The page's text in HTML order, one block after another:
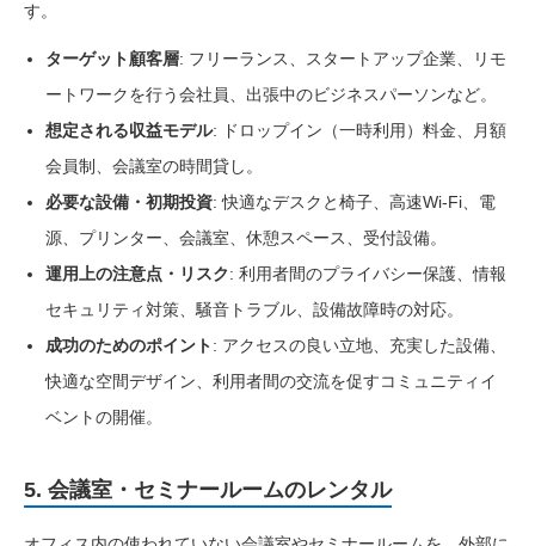
す。
ターゲット顧客層: フリーランス、スタートアップ企業、リモ
ートワークを行う会社員、出張中のビジネスパーソンなど。
想定される収益モデル: ドロップイン（一時利用）料金、月額
会員制、会議室の時間貸し。
必要な設備・初期投資: 快適なデスクと椅子、高速Wi-Fi、電
源、プリンター、会議室、休憩スペース、受付設備。
運用上の注意点・リスク: 利用者間のプライバシー保護、情報
セキュリティ対策、騒音トラブル、設備故障時の対応。
成功のためのポイント: アクセスの良い立地、充実した設備、
快適な空間デザイン、利用者間の交流を促すコミュニティイ
ベントの開催。
5. 会議室・セミナールームのレンタル